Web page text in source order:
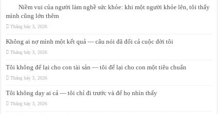
Niềm vui của người làm nghề sức khỏe: khi một người khỏe lên, tôi thấy
mình cũng lớn thêm
Tháng bảy 3, 2026
Không ai nợ mình một kết quả — câu nói đã đổi cả cuộc đời tôi
Tháng bảy 3, 2026
Tôi không để lại cho con tài sản — tôi để lại cho con một tiêu chuẩn
Tháng bảy 3, 2026
Tôi không dạy ai cả — tôi chỉ đi trước và để họ nhìn thấy
Tháng bảy 3, 2026